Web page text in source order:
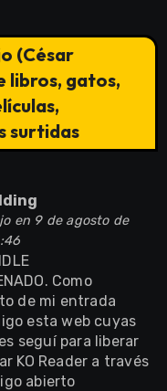
(César
libros, gatos,
surtidas
en 9 de agosto de
Como
de mi entrada
esta web cuyas
seguí para liberar
KO Reader a través
abierto